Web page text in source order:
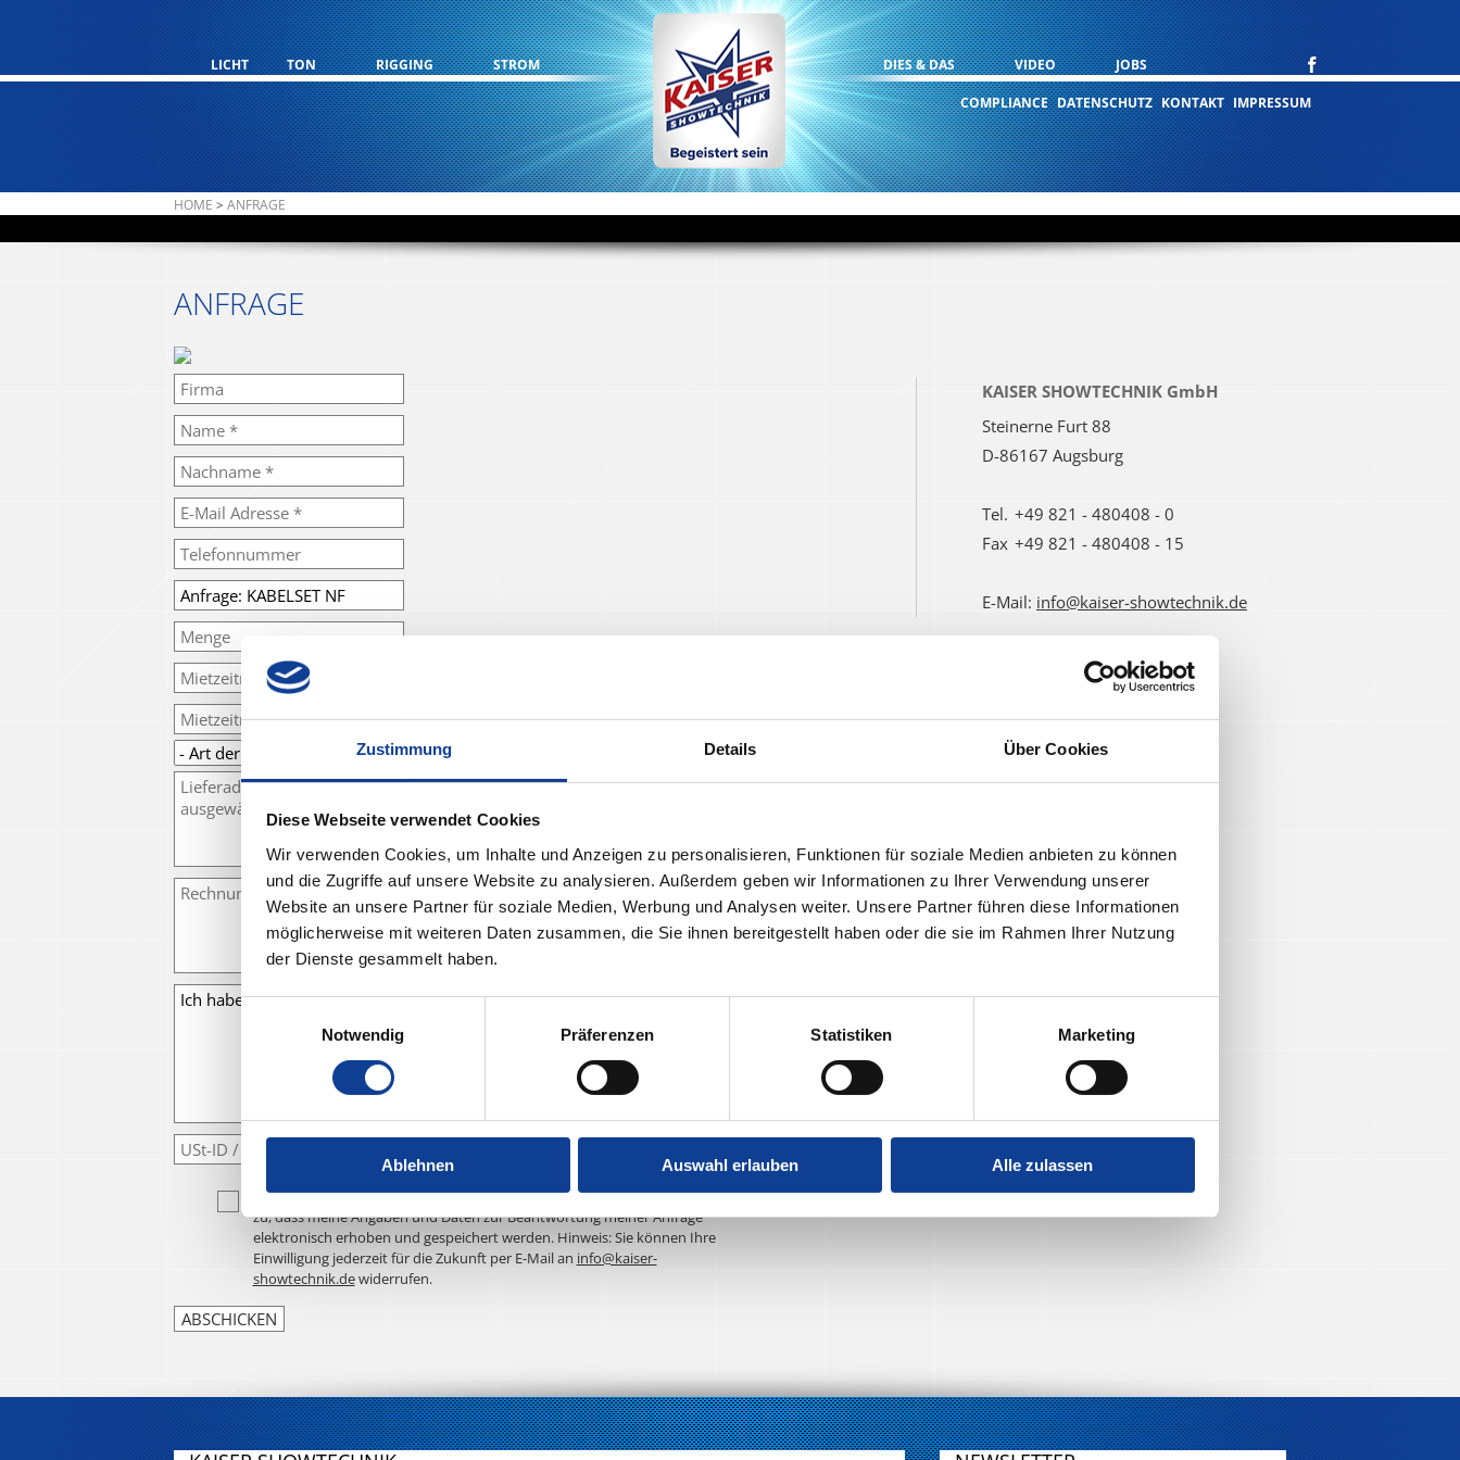
Zustimmung Details Über Cookies
Diese Webseite verwendet Cookies
Wir verwenden Cookies, um Inhalte und Anzeigen zu personalisieren, Funktionen für soziale Medien anbieten zu können
und die Zugriffe auf unsere Website zu analysieren. Außerdem geben wir Informationen zu Ihrer Verwendung unserer
Website an unsere Partner für soziale Medien, Werbung und Analysen weiter. Unsere Partner führen diese Informationen
möglicherweise mit weiteren Daten zusammen, die Sie ihnen bereitgestellt haben oder die sie im Rahmen Ihrer Nutzung
der Dienste gesammelt haben.
Einwilligungsauswahl
Notwendig
Präferenzen Statistiken Marketing
Ablehnen Auswahl erlauben Alle zulassen
LICHT TON RIGGING STROM DIES & DAS VIDEO JOBS
COMPLIANCE DATENSCHUTZ KONTAKT IMPRESSUM
HOME >ANFRAGE
ANFRAGE
KAISER SHOWTECHNIK GmbH
Steinerne Furt 88
D-86167 Augsburg
Tel. +49 821 - 480408 - 0
Fax +49 821 - 480408 - 15
E-Mail: info@kaiser-showtechnik.de
Ich habe dieDatenschutzerklärungzur Kenntnis genommen. Ich stimme
zu, dass meine Angaben und Daten zur Beantwortung meiner Anfrage
elektronisch erhoben und gespeichert werden. Hinweis: Sie können Ihre
Einwilligung jederzeit für die Zukunft per E-Mail an info@kaiser-
showtechnik.dewiderrufen.